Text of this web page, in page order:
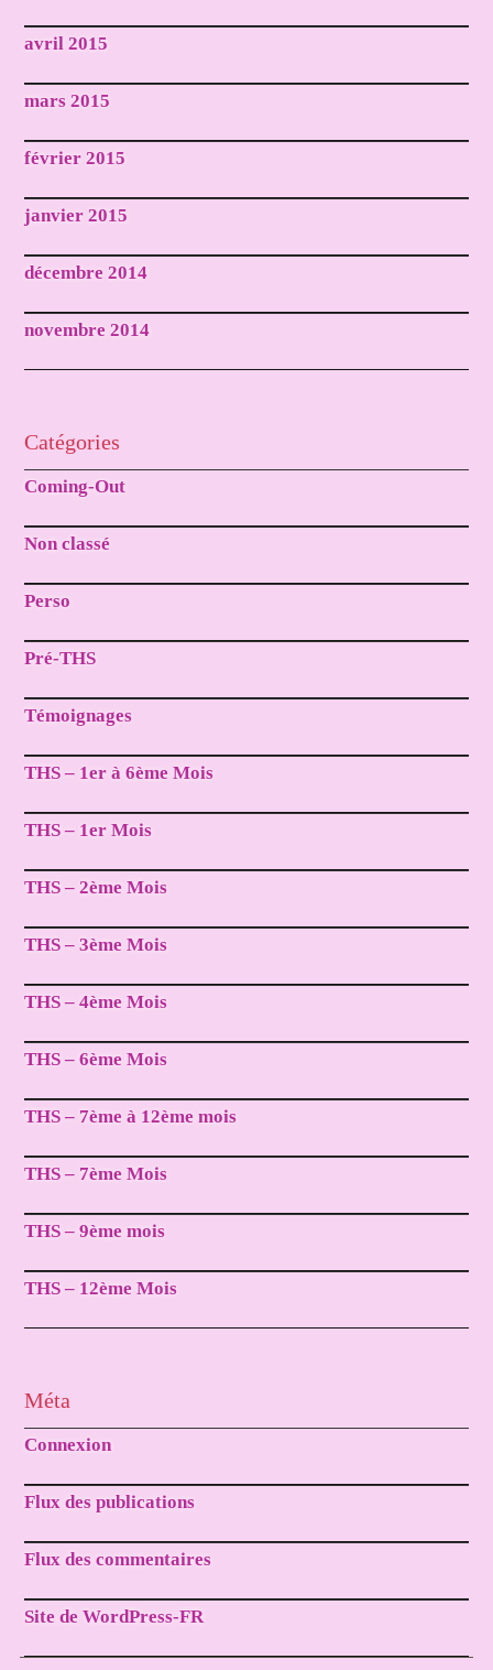
avril 2015
mars 2015
février 2015
janvier 2015
décembre 2014
novembre 2014
Catégories
Coming-Out
Non classé
Perso
Pré-THS
Témoignages
THS – 1er à 6ème Mois
THS – 1er Mois
THS – 2ème Mois
THS – 3ème Mois
THS – 4ème Mois
THS – 6ème Mois
THS – 7ème à 12ème mois
THS – 7ème Mois
THS – 9ème mois
THS – 12ème Mois
Méta
Connexion
Flux des publications
Flux des commentaires
Site de WordPress-FR